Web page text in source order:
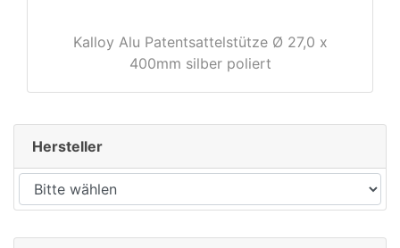
Kalloy Alu Patentsattelstütze Ø 27,0 x
400mm silber poliert
Hersteller